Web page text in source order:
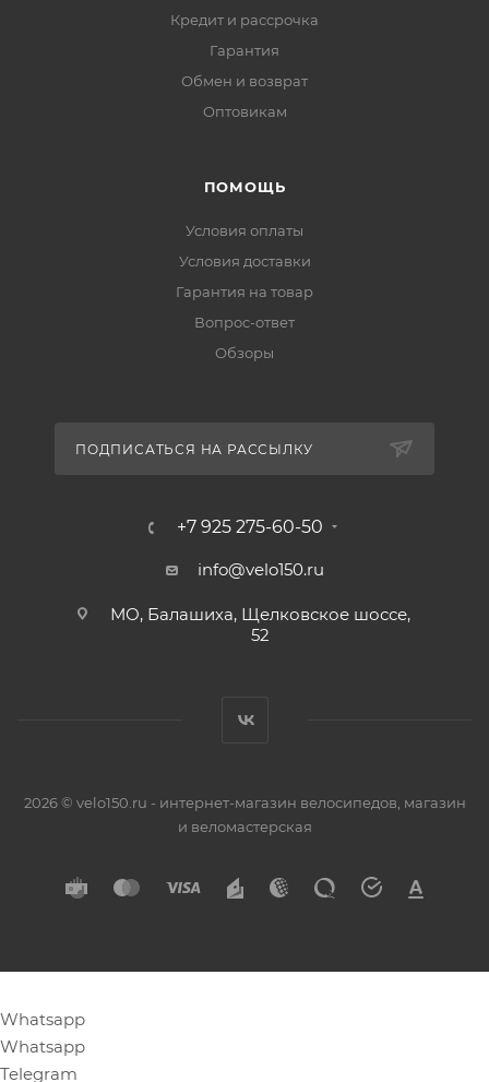
Кредит и рассрочка
Гарантия
Обмен и возврат
Оптовикам
ПОМОЩЬ
Условия оплаты
Условия доставки
Гарантия на товар
Вопрос-ответ
Обзоры
ПОДПИСАТЬСЯ НА РАССЫЛКУ
+7 925 275-60-50
info@velo150.ru
МО, Балашиха, Щелковское шоссе,
52
2026 © velo150.ru - интернет-магазин велосипедов, магазин
и веломастерская
Whatsapp
Whatsapp
Telegram